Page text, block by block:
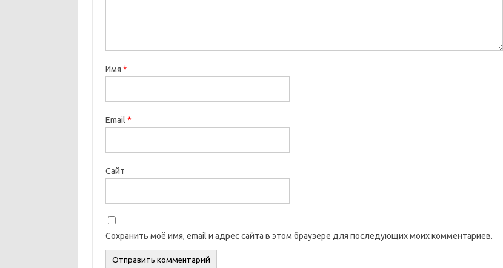
Имя *
Email *
Сайт
Сохранить моё имя, email и адрес сайта в этом браузере для последующих моих комментариев.